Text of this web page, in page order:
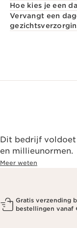
Hoe kies je een
Vervangt een
Dit bedrijf voldoet
en millieunormen.
Meer weten
Gratis verzending
bestellingen vanaf